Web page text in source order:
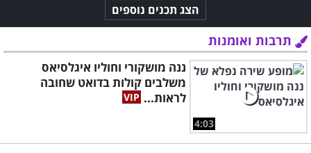
הצג תכנים נוספים
תרבות ואומנות
4:03
ננה מושקורי וחוליו איגלסיאס
משלבים קולות בדואט שחובה
לראות...